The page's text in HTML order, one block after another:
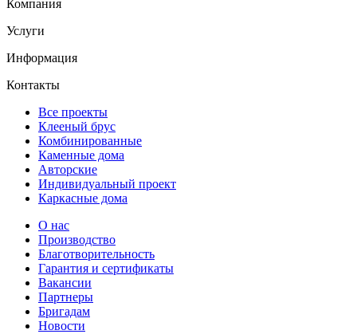
Компания
Услуги
Информация
Контакты
Все проекты
Клееный брус
Комбинированные
Каменные дома
Авторские
Индивидуальный проект
Каркасные дома
О нас
Производство
Благотворительность
Гарантия и сертификаты
Вакансии
Партнеры
Бригадам
Новости